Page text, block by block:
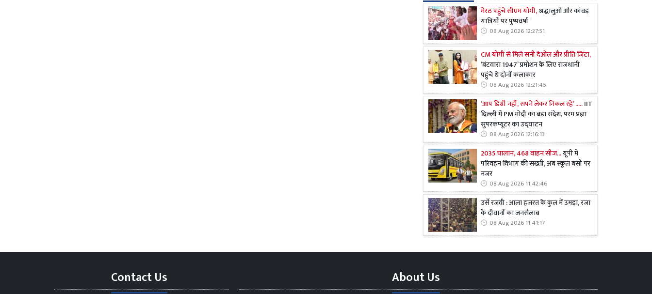
मेरठ पहुंचे सीएम योगी,श्रद्धालुओं और कांवड़
यात्रियों पर पुष्पवर्षा
08 Aug 2026 12:27:51
CM योगी से मिले सनी देओल और प्रीति जिंटा,
‘बंटवारा 1947’ प्रमोशन के लिए राजधानी
पहुंचे थे दोनों कलाकार
08 Aug 2026 12:21:45
‘आप डिग्री नहीं, सपने लेकर निकल रहे’ .....IIT
दिल्ली में PM मोदी का बड़ा संदेश, परम प्रज्ञा
सुपरकंप्यूटर का उद्घाटन
08 Aug 2026 12:16:13
2035 चालान, 468 वाहन सीज...यूपी में
परिवहन विभाग की सख्ती, अब स्कूल बसों पर
नजर
08 Aug 2026 11:42:46
उर्से रजवी : आला हजरत के कुल में उमड़ा, रजा
के दीवानों का जनसैलाब
08 Aug 2026 11:41:17
Contact Us About Us